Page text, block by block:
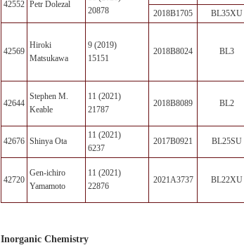
42552 Petr Dolezal
20878
2018B1705 BL35XU
42569
Hiroki
Matsukawa
9 (2019)
15151
2018B8024 BL3
42644
Stephen M.
Keable
11 (2021)
21787
2018B8089 BL2
42676 Shinya Ota
11 (2021)
6237
2017B0921 BL25SU
42720
Gen-ichiro
Yamamoto
11 (2021)
22876
2021A3737 BL22XU
Inorganic Chemistry